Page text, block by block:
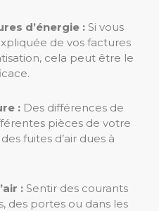
d’énergie : Si vous
de vos factures
cela peut être le
: Des différences de
pièces de votre
fuites d’air dues à
: Sentir des courants
des portes ou dans les